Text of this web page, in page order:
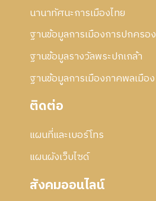
นานาทัศนะการเมืองไทย
ฐานข้อมูลการเมืองการปกครอง
ฐานข้อมูลรางวัลพระปกเกล้า
ฐานข้อมูลการเมืองภาคพลเมือง
ติดต่อ
แผนที่และเบอร์โทร
แผนผังเว็บไซด์
สังคมออนไลน์